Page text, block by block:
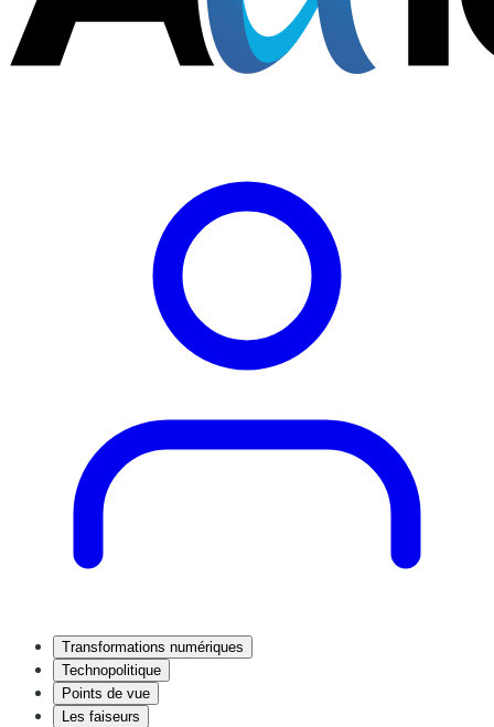
Transformations numériques
Technopolitique
Points de vue
Les faiseurs